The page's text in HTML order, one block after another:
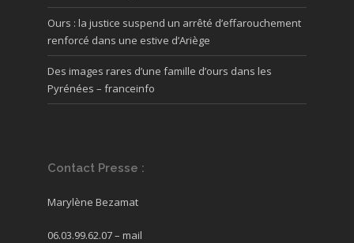
Ours : la justice suspend un arrêté d’effarouchement
renforcé dans une estive d’Ariège
Des images rares d’une famille d’ours dans les
Pyrénées – franceinfo
Contact Presse :
Marylène Bezamat
06.03.99.62.07 – mail